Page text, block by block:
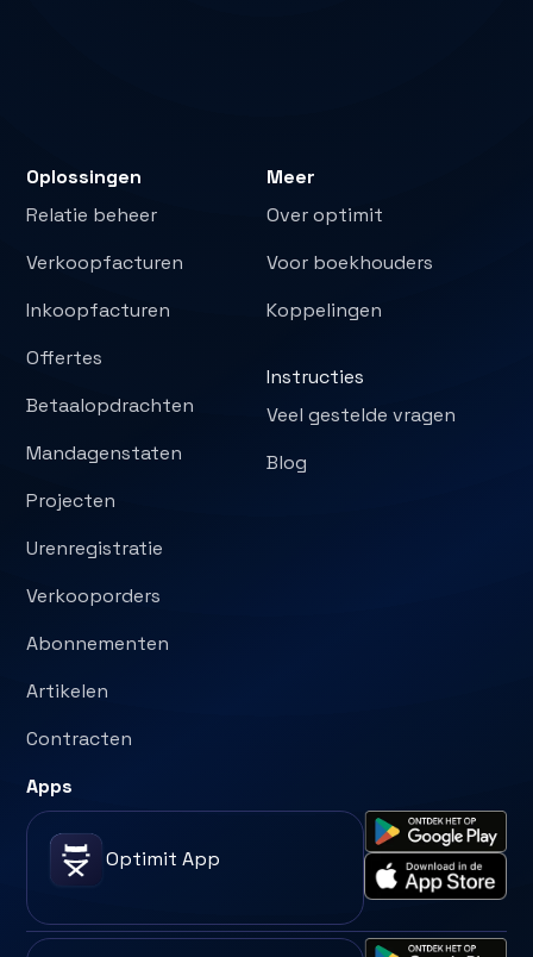
Oplossingen
Relatie beheer
Verkoopfacturen
Inkoopfacturen
Offertes
Betaalopdrachten
Mandagenstaten
Projecten
Urenregistratie
Verkooporders
Abonnementen
Artikelen
Contracten
Meer
Over optimit
Voor boekhouders
Koppelingen
Instructies
Veel gestelde vragen
Blog
Apps
Optimit App